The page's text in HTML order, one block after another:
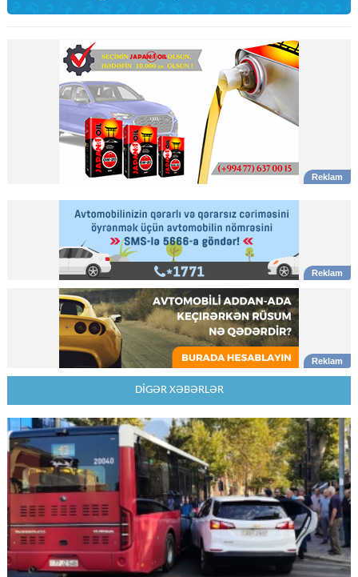
DİGƏR XƏBƏRLƏR